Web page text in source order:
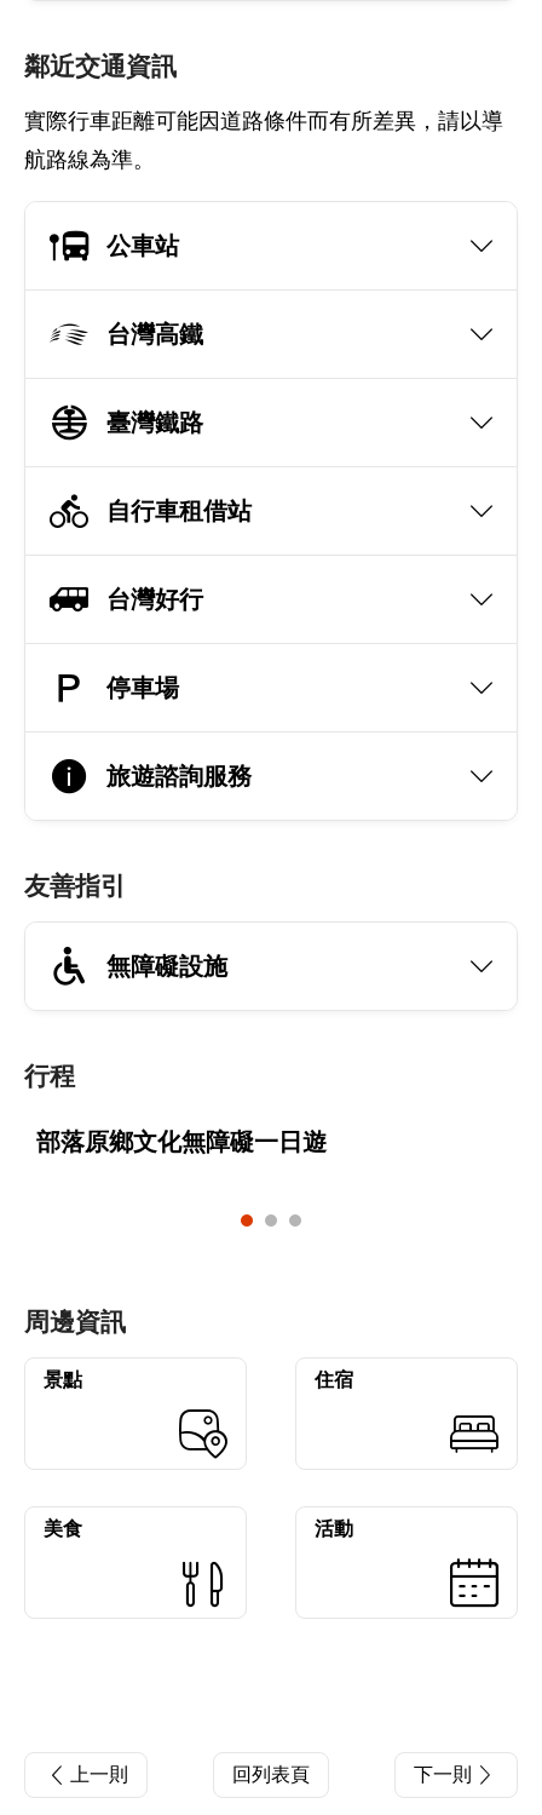
鄰近交通資訊
實際行車距離可能因道路條件而有所差異，請以導
航路線為準。
公車站
台灣高鐵
臺灣鐵路
自行車租借站
台灣好行
停車場
旅遊諮詢服務
友善指引
無障礙設施
行程
部落原鄉文化無障礙一日遊
周邊資訊
景點 住宿
美食 活動
上一則 回列表頁 下一則